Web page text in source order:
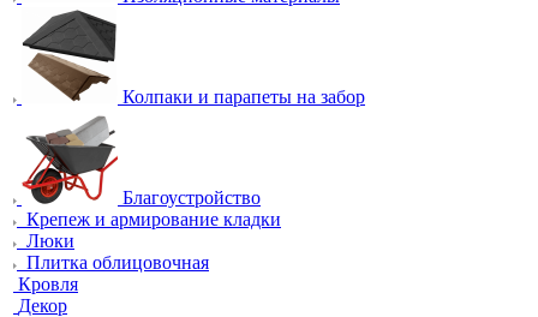
Колпаки и парапеты на забор
Благоустройство
Крепеж и армирование кладки
Люки
Плитка облицовочная
Кровля
Декор